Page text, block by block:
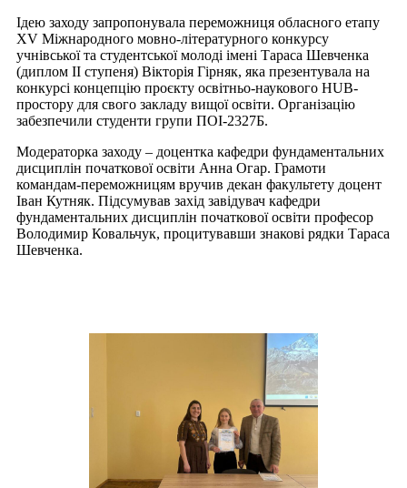
Ідею заходу запропонувала переможниця обласного етапу
XV Міжнародного мовно-літературного конкурсу
учнівської та студентської молоді імені Тараса Шевченка
(диплом ІІ ступеня) Вікторія Гірняк, яка презентувала на
конкурсі концепцію проєкту освітньо-наукового HUB-
простору для свого закладу вищої освіти. Організацію
забезпечили студенти групи ПОІ-2327Б.
Модераторка заходу – доцентка кафедри фундаментальних
дисциплін початкової освіти Анна Огар. Грамоти
командам-переможницям вручив декан факультету доцент
Іван Кутняк. Підсумував захід завідувач кафедри
фундаментальних дисциплін початкової освіти професор
Володимир Ковальчук, процитувавши знакові рядки Тараса
Шевченка.